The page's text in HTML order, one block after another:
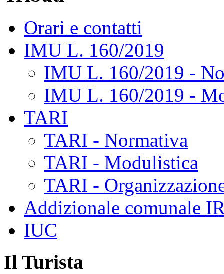
Orari e contatti
IMU L. 160/2019
IMU L. 160/2019 -
IMU L. 160/2019 -
TARI
TARI - Normativa
TARI - Modulistica
TARI -
Addizionale comunale
IUC
Il Turista